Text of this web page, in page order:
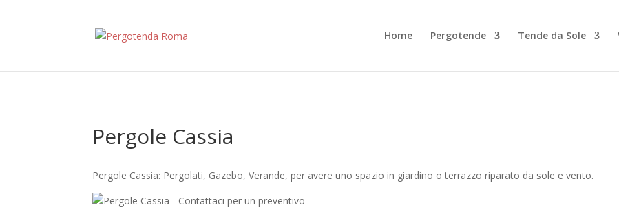
Home Pergotende Tende da Sole
Pergole Cassia
Pergole Cassia: Pergolati, Gazebo, Verande, per avere uno spazio in giardino o terrazzo riparato da sole e vento.